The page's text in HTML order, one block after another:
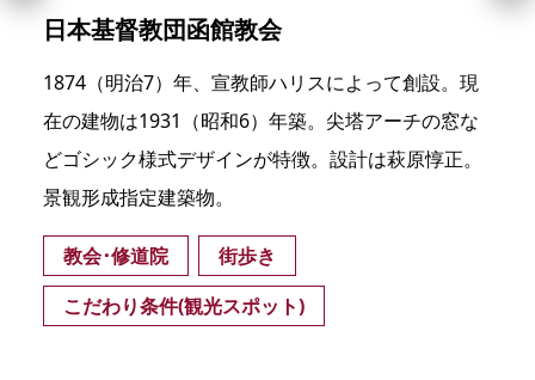
日本基督教団函館教会
1874（明治7）年、宣教師ハリスによって創設。現
在の建物は1931（昭和6）年築。尖塔アーチの窓な
どゴシック様式デザインが特徴。設計は萩原惇正。
景観形成指定建築物。
教会･修道院
街歩き
こだわり条件(観光スポット)